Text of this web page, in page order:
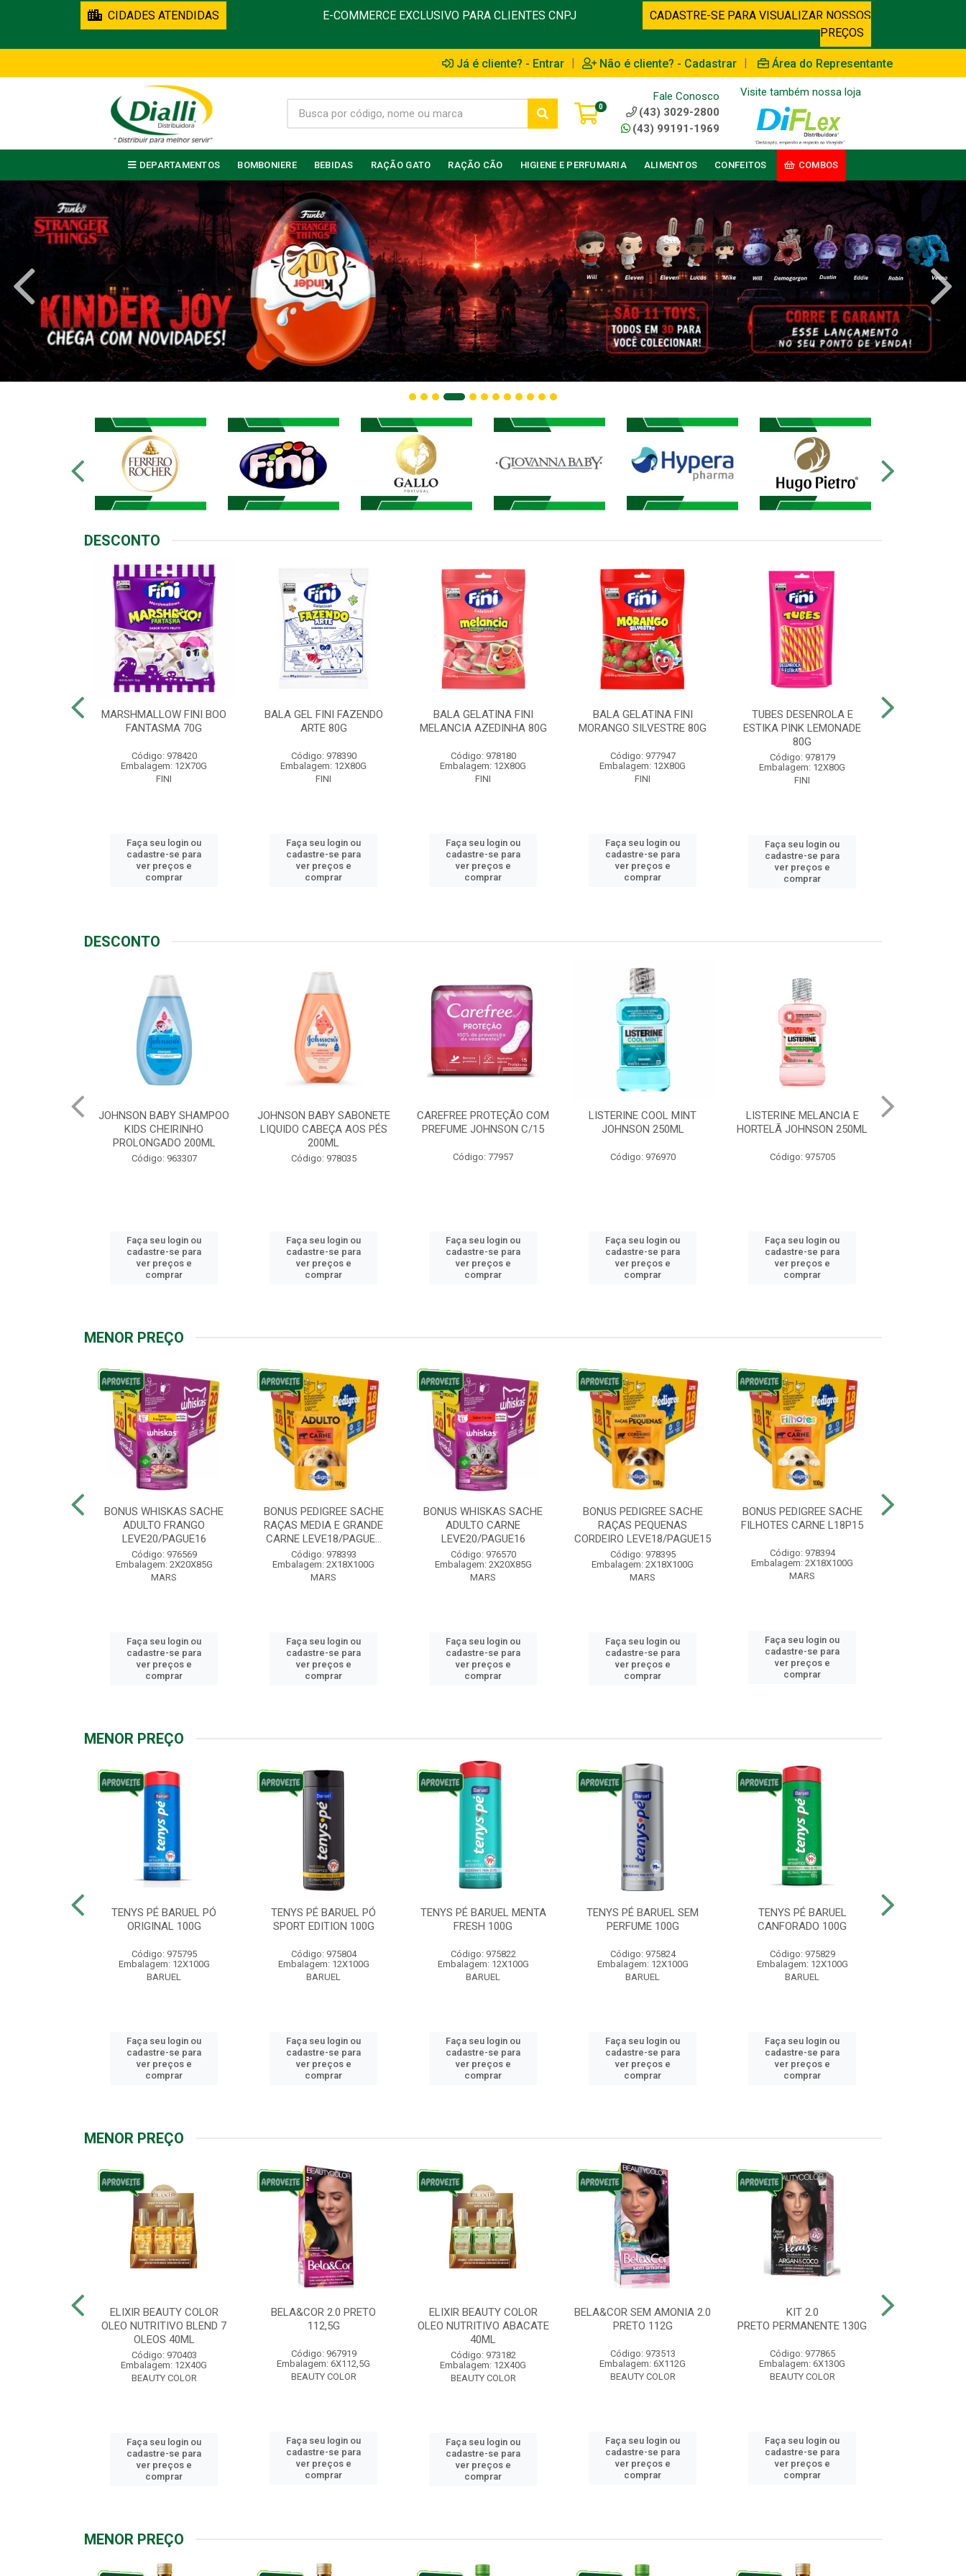
CIDADES ATENDIDAS E-COMMERCE EXCLUSIVO PARA CLIENTES CNPJ
CADASTRE-SE PARA VISUALIZAR NOSSOS
PREÇOS
Já é cliente? - Entrar | Não é cliente? - Cadastrar | Área do Representante
0
Fale Conosco
(43) 3029-2800
(43) 99191-1969
Visite também nossa loja
DEPARTAMENTOS BOMBONIERE BEBIDAS RAÇÃO GATO RAÇÃO CÃO HIGIENE E PERFUMARIA ALIMENTOS CONFEITOS COMBOS
DESCONTO
MARSHMALLOW FINI BOO
FANTASMA 70G
Código: 978420
Embalagem: 12X70G
FINI
Faça seu login ou
cadastre-se para
ver preços e
comprar
BALA GEL FINI FAZENDO
ARTE 80G
Código: 978390
Embalagem: 12X80G
FINI
Faça seu login ou
cadastre-se para
ver preços e
comprar
BALA GELATINA FINI
MELANCIA AZEDINHA 80G
Código: 978180
Embalagem: 12X80G
FINI
Faça seu login ou
cadastre-se para
ver preços e
comprar
BALA GELATINA FINI
MORANGO SILVESTRE 80G
Código: 977947
Embalagem: 12X80G
FINI
Faça seu login ou
cadastre-se para
ver preços e
comprar
TUBES DESENROLA E
ESTIKA PINK LEMONADE
80G
Código: 978179
Embalagem: 12X80G
FINI
Faça seu login ou
cadastre-se para
ver preços e
comprar
DESCONTO
BABY SHAMPOO
JOHNSON BABY SABONETE
LIQUIDO CABEÇA AOS PÉS
200ML
Código: 978035
Faça seu login ou
cadastre-se para
ver preços e
comprar
CAREFREE PROTEÇÃO COM
PREFUME JOHNSON C/15
Código: 77957
Faça seu login ou
cadastre-se para
ver preços e
comprar
LISTERINE COOL MINT
JOHNSON 250ML
Código: 976970
Faça seu login ou
cadastre-se para
ver preços e
comprar
LISTERINE MELANCIA E
HORTELÃ JOHNSON 250ML
Código: 975705
Faça seu login ou
cadastre-se para
ver preços e
comprar
ABSORVENTE SEMPRE
LIVRE ADAPT SUAVE
Código: 961997
Faça seu login ou
cadastre-se para
ver preços e
comprar
MENOR PREÇO
BONUS WHISKAS SACHE
ADULTO FRANGO
LEVE20/PAGUE16
Código: 976569
Embalagem: 2X20X85G
MARS
Faça seu login ou
cadastre-se para
ver preços e
comprar
BONUS PEDIGREE SACHE
RAÇAS MEDIA E GRANDE
CARNE LEVE18/PAGUE...
Código: 978393
Embalagem: 2X18X100G
MARS
Faça seu login ou
cadastre-se para
ver preços e
comprar
BONUS WHISKAS SACHE
ADULTO CARNE
LEVE20/PAGUE16
Código: 976570
Embalagem: 2X20X85G
MARS
Faça seu login ou
cadastre-se para
ver preços e
comprar
BONUS PEDIGREE SACHE
RAÇAS PEQUENAS
CORDEIRO LEVE18/PAGUE15
Código: 978395
Embalagem: 2X18X100G
MARS
Faça seu login ou
cadastre-se para
ver preços e
comprar
BONUS PEDIGREE SACHE
FILHOTES CARNE L18P15
Código: 978394
Embalagem: 2X18X100G
MARS
Faça seu login ou
cadastre-se para
ver preços e
comprar
MENOR PREÇO
TENYS PÉ BARUEL PÓ
ORIGINAL 100G
Código: 975795
Embalagem: 12X100G
BARUEL
Faça seu login ou
cadastre-se para
ver preços e
comprar
TENYS PÉ BARUEL PÓ
SPORT EDITION 100G
Código: 975804
Embalagem: 12X100G
BARUEL
Faça seu login ou
cadastre-se para
ver preços e
comprar
TENYS PÉ BARUEL MENTA
FRESH 100G
Código: 975822
Embalagem: 12X100G
BARUEL
Faça seu login ou
cadastre-se para
ver preços e
comprar
TENYS PÉ BARUEL SEM
PERFUME 100G
Código: 975824
Embalagem: 12X100G
BARUEL
Faça seu login ou
cadastre-se para
ver preços e
comprar
TENYS PÉ BARUEL
CANFORADO 100G
Código: 975829
Embalagem: 12X100G
BARUEL
Faça seu login ou
cadastre-se para
ver preços e
comprar
MENOR PREÇO
ELIXIR BEAUTY COLOR
OLEO NUTRITIVO BLEND 7
OLEOS 40ML
Código: 970403
Embalagem: 12X40G
BEAUTY COLOR
Faça seu login ou
cadastre-se para
ver preços e
comprar
BELA&COR 2.0 PRETO
112,5G
Código: 967919
Embalagem: 6X112,5G
BEAUTY COLOR
Faça seu login ou
cadastre-se para
ver preços e
comprar
ELIXIR BEAUTY COLOR
OLEO NUTRITIVO ABACATE
40ML
Código: 973182
Embalagem: 12X40G
BEAUTY COLOR
Faça seu login ou
cadastre-se para
ver preços e
comprar
BELA&COR SEM AMONIA 2.0
PRETO 112G
Código: 973513
Embalagem: 6X112G
BEAUTY COLOR
Faça seu login ou
cadastre-se para
ver preços e
comprar
KIT 2.0
PRETO PERMANENTE 130G
Código: 977865
Embalagem: 6X130G
BEAUTY COLOR
Faça seu login ou
cadastre-se para
ver preços e
comprar
MENOR PREÇO